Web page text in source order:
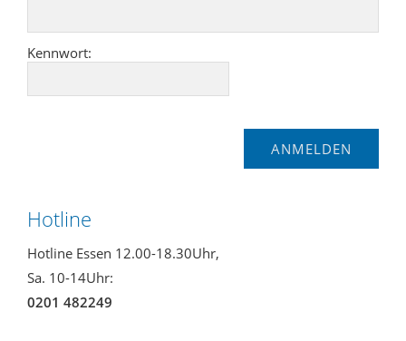
Kennwort:
Hotline
Hotline Essen 12.00-18.30Uhr,
Sa. 10-14Uhr:
0201 482249